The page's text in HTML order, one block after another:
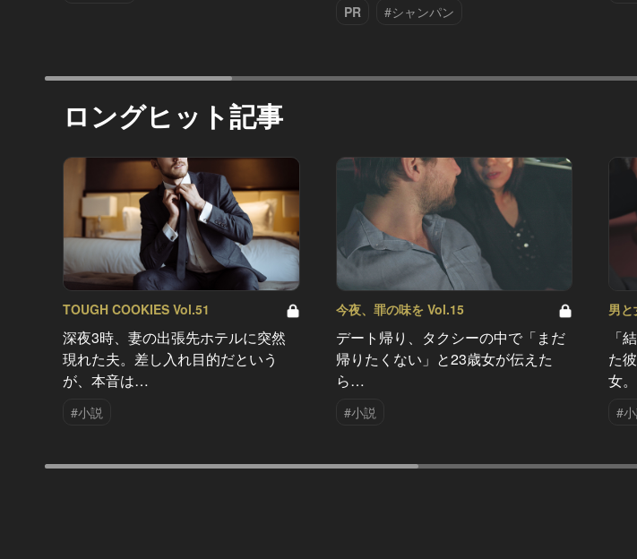
PR #シャンパン
ロングヒット記事
TOUGH COOKIES Vol.51
深夜3時、妻の出張先ホテルに突然
現れた夫。差し入れ目的だという
が、本音は…
#小説
今夜、罪の味を Vol.15
デート帰り、タクシーの中で「まだ
帰りたくない」と23歳女が伝えた
ら…
#小説
男
「
た
女
#